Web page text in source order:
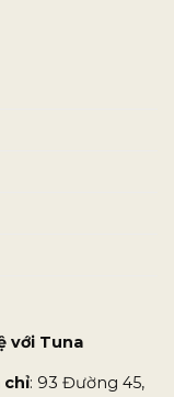
với Tuna
chỉ: 93 Đường 45,